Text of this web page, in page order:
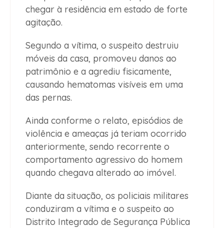
chegar à residência em estado de forte
agitação.
Segundo a vítima, o suspeito destruiu
móveis da casa, promoveu danos ao
patrimônio e a agrediu fisicamente,
causando hematomas visíveis em uma
das pernas.
Ainda conforme o relato, episódios de
violência e ameaças já teriam ocorrido
anteriormente, sendo recorrente o
comportamento agressivo do homem
quando chegava alterado ao imóvel.
Diante da situação, os policiais militares
conduziram a vítima e o suspeito ao
Distrito Integrado de Segurança Pública